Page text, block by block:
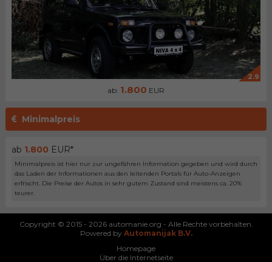
2.9
ab: 1.800 EUR
Minimalpreis
ab 1.800 EUR*
Minimalpreis ist hier nur zur ungefähren Information gegeben und wird durch
das Laden der Informationen aus den leitenden Portals für Auto-Anzeigen
erfrischt. Die Preise der Autos in sehr gutem Zustand sind meistens ca. 20%
teurer.
Copyright © 2015 - 2026 automanie.org - Alle Rechte vorbehalten.
Powered by Automanijak B.V.
Homepage
Über die Internetseite